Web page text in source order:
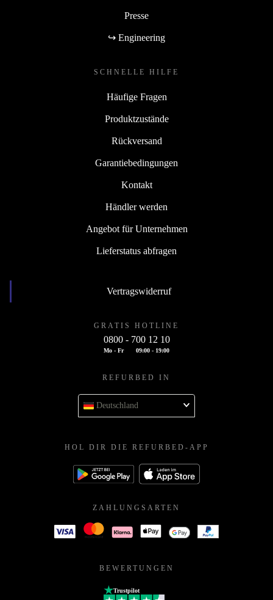
Presse
↪ Engineering
SCHNELLE HILFE
Häufige Fragen
Produktzustände
Rückversand
Garantiebedingungen
Kontakt
Händler werden
Angebot für Unternehmen
Lieferstatus abfragen
Vertragswiderruf
GRATIS HOTLINE
0800 - 700 12 10
Mo - Fr 09:00 - 19:00
REFURBED IN
Deutschland
HOL DIR DIE REFURBED-APP
ZAHLUNGSARTEN
BEWERTUNGEN
Trustpilot